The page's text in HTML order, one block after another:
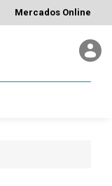
Mercados Online